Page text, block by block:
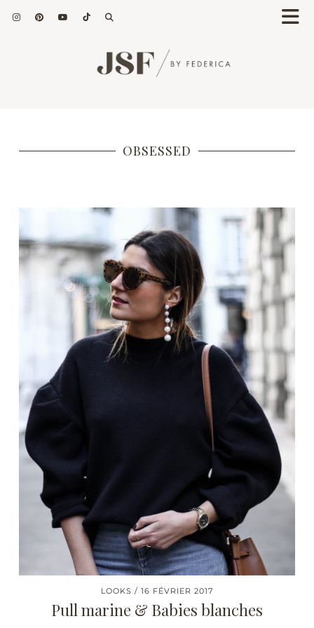
OBSESSED
LOOKS 16 FÉVRIER 2017
Pull marine & Babies blanches